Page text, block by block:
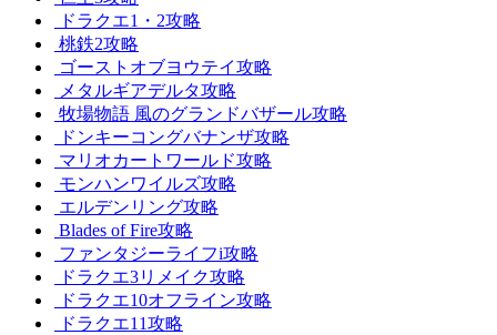
ドラクエ1・2攻略
桃鉄2攻略
ゴーストオブヨウテイ攻略
メタルギアデルタ攻略
牧場物語 風のグランドバザール攻略
ドンキーコングバナンザ攻略
マリオカートワールド攻略
モンハンワイルズ攻略
エルデンリング攻略
Blades of Fire攻略
ファンタジーライフi攻略
ドラクエ3リメイク攻略
ドラクエ10オフライン攻略
ドラクエ11攻略